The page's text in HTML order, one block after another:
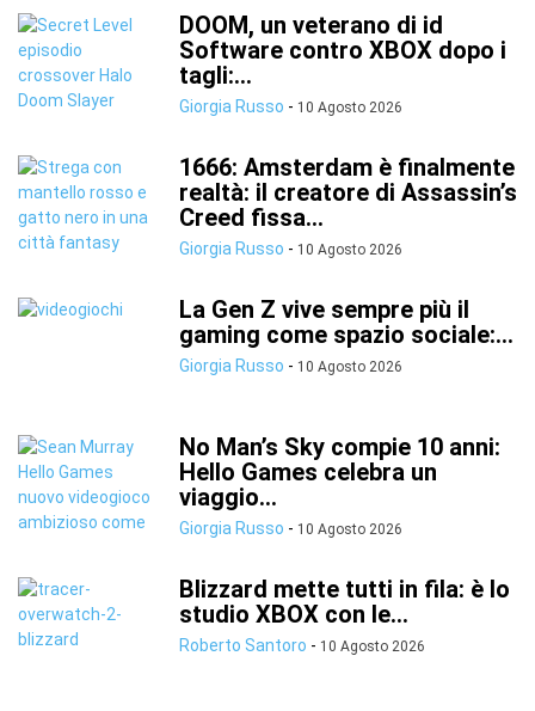
DOOM, un veterano di id
Software contro XBOX dopo i
tagli:...
Giorgia Russo - 10 Agosto 2026
1666: Amsterdam è finalmente
realtà: il creatore di Assassin’s
Creed fissa...
Giorgia Russo - 10 Agosto 2026
La Gen Z vive sempre più il
gaming come spazio sociale:...
Giorgia Russo - 10 Agosto 2026
No Man’s Sky compie 10 anni:
Hello Games celebra un
viaggio...
Giorgia Russo - 10 Agosto 2026
Blizzard mette tutti in fila: è lo
studio XBOX con le...
Roberto Santoro - 10 Agosto 2026